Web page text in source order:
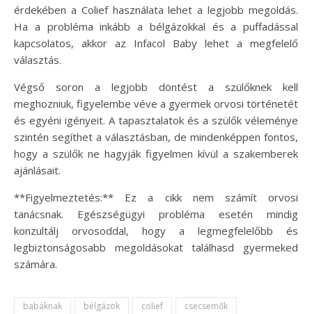
érdekében a Colief használata lehet a legjobb megoldás.
Ha a probléma inkább a bélgázokkal és a puffadással
kapcsolatos, akkor az Infacol Baby lehet a megfelelő
választás.
Végső soron a legjobb döntést a szülőknek kell
meghozniuk, figyelembe véve a gyermek orvosi történetét
és egyéni igényeit. A tapasztalatok és a szülők véleménye
szintén segíthet a választásban, de mindenképpen fontos,
hogy a szülők ne hagyják figyelmen kívül a szakemberek
ajánlásait.
**Figyelmeztetés:** Ez a cikk nem számít orvosi
tanácsnak. Egészségügyi probléma esetén mindig
konzultálj orvosoddal, hogy a legmegfelelőbb és
legbiztonságosabb megoldásokat találhasd gyermeked
számára.
babáknak bélgázok colief csecsemők